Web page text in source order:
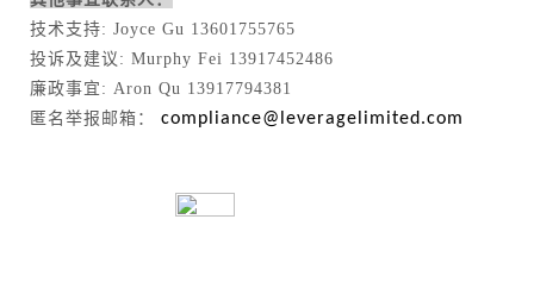
技术支持: Joyce Gu 13601755765
投诉及建议: Murphy Fei 13917452486
廉政事宜: Aron Qu 13917794381
匿名举报邮箱： compliance@leveragelimited.com